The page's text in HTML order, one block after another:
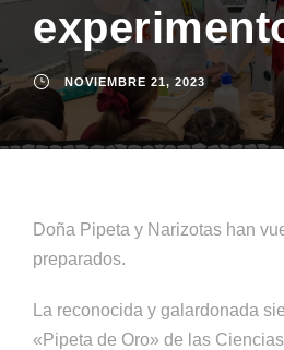
NOVIEMBRE 21, 2023
Doña Pipeta y Narizotas han
preparados.
La reconocida y galardonada
«Pipeta de Oro» de las